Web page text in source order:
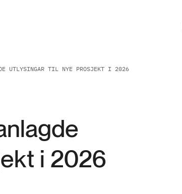
UTLYSINGAR TIL NYE PROSJEKT I 2026
i 2026